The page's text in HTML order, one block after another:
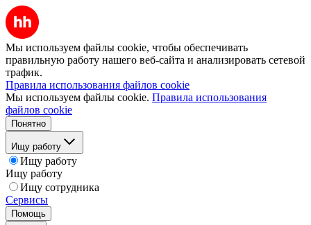
Мы используем файлы cookie, чтобы обеспечивать
правильную работу нашего веб-сайта и анализировать сетевой
трафик.
Правила использования файлов cookie
Мы используем файлы cookie. Правила использования
файлов cookie
Понятно
Ищу работу
Ищу работу
Ищу работу
Ищу сотрудника
Сервисы
Помощь